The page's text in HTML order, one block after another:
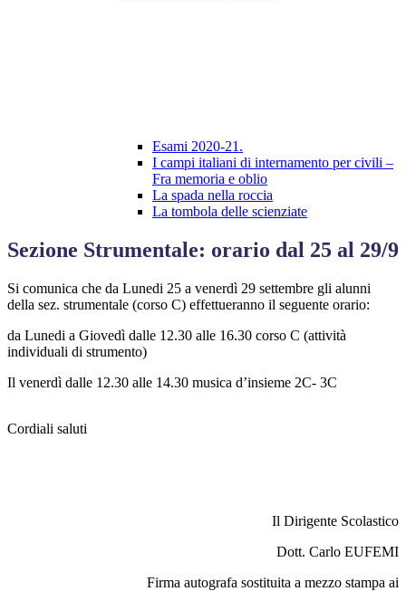
Esami 2020-21.
I campi italiani di internamento per civili –
Fra memoria e oblio
La spada nella roccia
La tombola delle scienziate
Sezione Strumentale: orario dal 25 al 29/9
Si comunica che da Lunedi 25 a venerdì 29 settembre gli alunni
della sez. strumentale (corso C) effettueranno il seguente orario:
da Lunedi a Giovedì dalle 12.30 alle 16.30 corso C (attività
individuali di strumento)
Il venerdì dalle 12.30 alle 14.30 musica d’insieme 2C- 3C
Cordiali saluti
Il Dirigente Scolastico
Dott. Carlo EUFEMI
Firma autografa sostituita a mezzo stampa ai